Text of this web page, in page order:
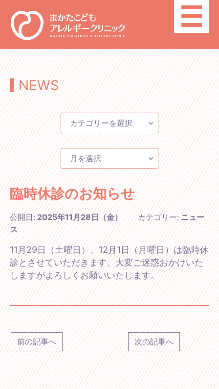
toggle
NEWS
カテゴリーを選択
月を選択
臨時休診のお知らせ
公開日:2025年11月28日（金） カテゴリー:ニュー
ス
11月29日（土曜日）、12月1日（月曜日）は臨時休
診とさせていただきます。大変ご迷惑おかけいた
しますがよろしくお願いいたします。
前の記事へ 次の記事へ